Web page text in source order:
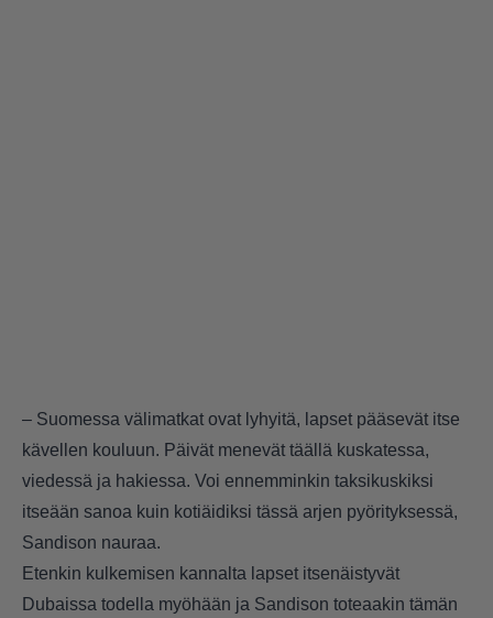
– Suomessa välimatkat ovat lyhyitä, lapset pääsevät itse
kävellen kouluun. Päivät menevät täällä kuskatessa,
viedessä ja hakiessa. Voi ennemminkin taksikuskiksi
itseään sanoa kuin kotiäidiksi tässä arjen pyörityksessä,
Sandison nauraa.
Etenkin kulkemisen kannalta lapset itsenäistyvät
Dubaissa todella myöhään ja Sandison toteaakin tämän